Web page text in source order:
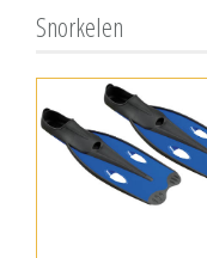
Snorkelen